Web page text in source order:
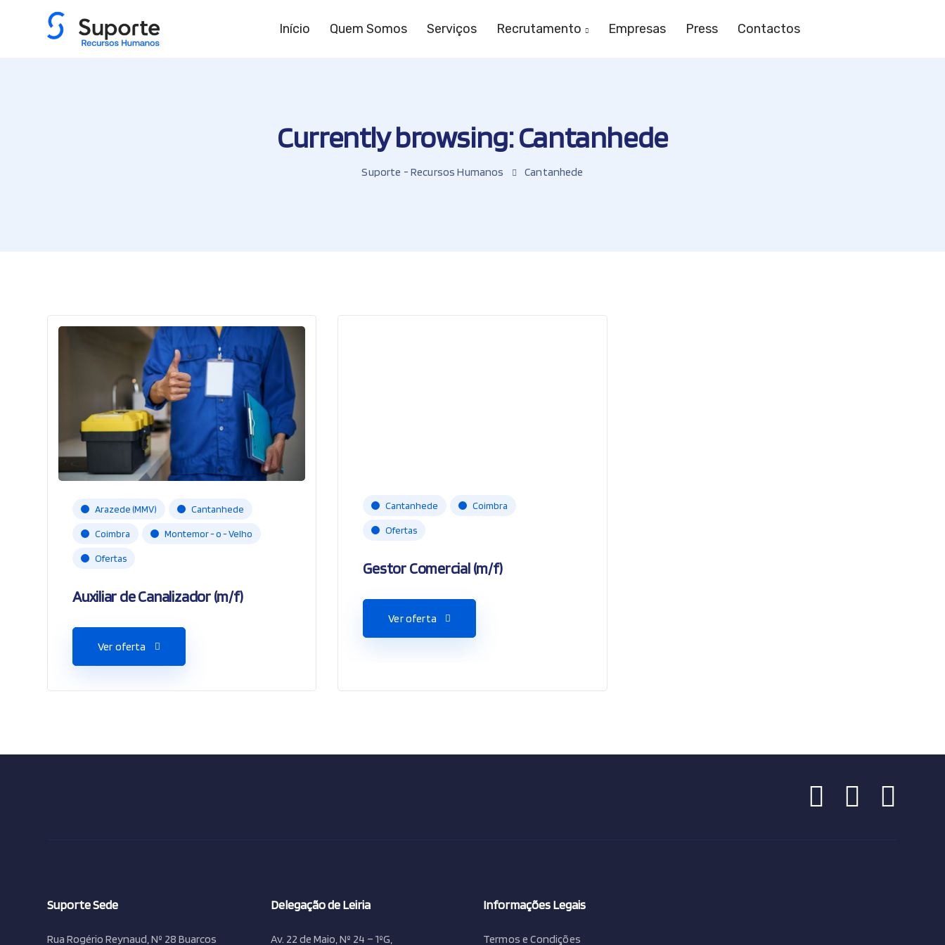
Início Quem Somos Serviços Recrutamento Empresas Press Contactos
Currently browsing: Cantanhede
Suporte - Recursos Humanos Cantanhede
Arazede (MMV) Cantanhede
Coimbra Montemor - o - Velho
Ofertas
Auxiliar de Canalizador (m/f)
Ver oferta
Cantanhede Coimbra
Ofertas
Gestor Comercial (m/f)
Ver oferta
Suporte Sede
Rua Rogério Reynaud, Nº 28 Buarcos
Delegação de Leiria
Av. 22 de Maio, Nº 24 – 1ºG,
Informações Legais
Termos e Condições